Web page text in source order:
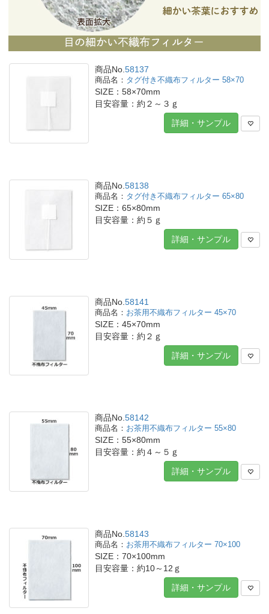
商品No.58137
タグ付き不織布フィルター 58×70
SIZE：58×70mm
目安容量：約２～３ｇ
詳細・サンプル
商品No. 58138
タグ付き不織布フィルター 65×80
SIZE：65×80mm
目安容量：約５ｇ
詳細・サンプル
商品No. 58141
お茶用不織布フィルター 45×70
SIZE：45×70mm
目安容量：約２ｇ
詳細・サンプル
商品No.58142
お茶用不織布フィルター 55×80
SIZE：55×80mm
目安容量：約４～５ｇ
詳細・サンプル
商品No. 58143
お茶用不織布フィルター 70×100
SIZE：70×100mm
目安容量：約10～12ｇ
詳細・サンプル